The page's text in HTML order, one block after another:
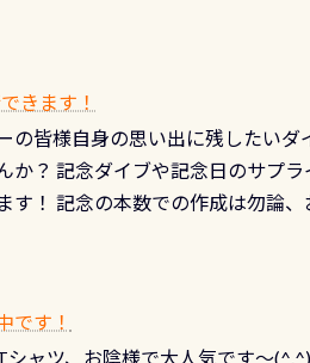
きます！
の皆様自身の思い出に残したい
か？ 記念ダイブや記念日のサプ
す！ 記念の本数での作成は勿論
です！
シャツ、お陰様で大人気です～